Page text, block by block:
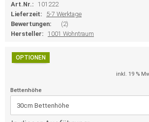
Art.Nr.: 101222
Lieferzeit:
5-7 Werktage
Bewertungen:
(2)
Hersteller: 1001 Wohntraum
OPTIONEN
inkl. 19 %
Bettenhöhe